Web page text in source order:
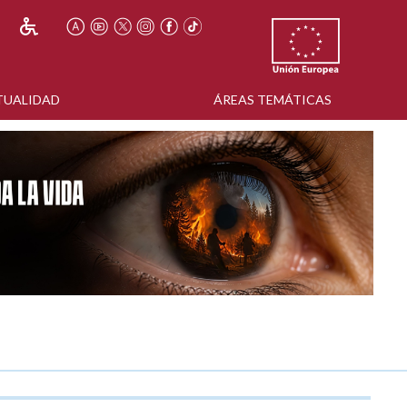
ÁREAS TEMÁTICAS